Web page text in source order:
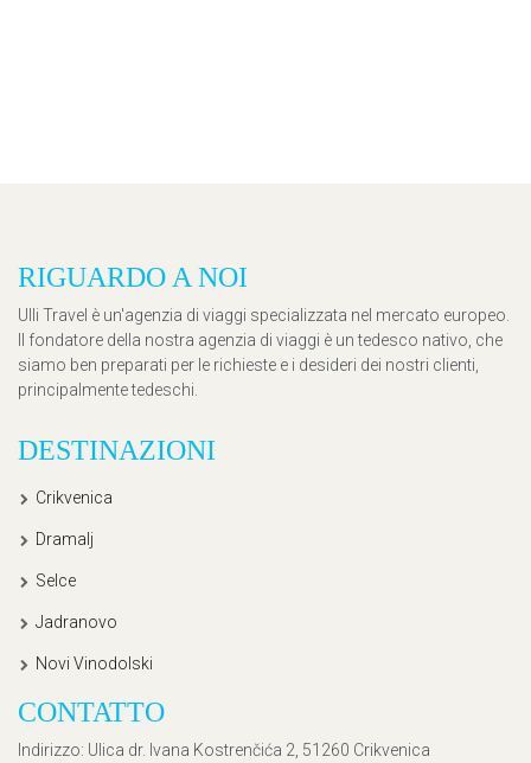
RIGUARDO A NOI
Ulli Travel è un'agenzia di viaggi specializzata nel mercato europeo.
Il fondatore della nostra agenzia di viaggi è un tedesco nativo, che
siamo ben preparati per le richieste e i desideri dei nostri clienti,
principalmente tedeschi.
DESTINAZIONI
Crikvenica
Dramalj
Selce
Jadranovo
Novi Vinodolski
CONTATTO
Indirizzo: Ulica dr. Ivana Kostrenčića 2, 51260 Crikvenica